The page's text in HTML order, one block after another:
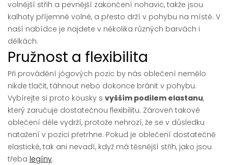
volnější střih a pevnější zakončení nohavic, takže jsou
kalhoty příjemně volné, a přesto drží v pohybu na místě. V
naší nabídce je najdete v několika různých barvách i
délkách.
Pružnost a flexibilita
Při provádění jógových pozic by nás oblečení nemělo
nikde tlačit, táhnout nebo dokonce bránit v pohybu.
Vybírejte si proto kousky s vyšším podílem elastanu,
který zaručuje dostatečnou flexibilitu. Zároveň takové
oblečení déle vydrží, protože nehrozí, že se v důsledku
natažení v pozici přetrhne. Pokud je oblečení dostatečně
elastické, tak ani nevadí, když má těsnější střih, jako jsou
třeba legíny.